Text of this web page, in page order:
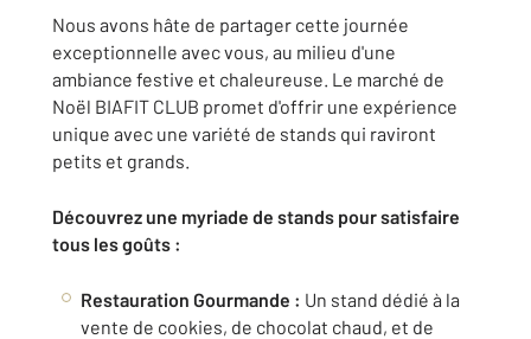
Nous avons hâte de partager cette journée
exceptionnelle avec vous, au milieu d'une
ambiance festive et chaleureuse. Le marché de
Noël BIAFIT CLUB promet d'offrir une expérience
unique avec une variété de stands qui raviront
petits et grands.
Découvrez une myriade de stands pour satisfaire
tous les goûts :
Restauration Gourmande : Un stand dédié à la
vente de cookies, de chocolat chaud, et de